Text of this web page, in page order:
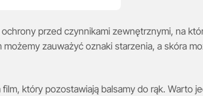
przed czynnikami zewnętrznymi, na
zauważyć oznaki starzenia, a skóra
który pozostawiają balsamy do rąk. Warto